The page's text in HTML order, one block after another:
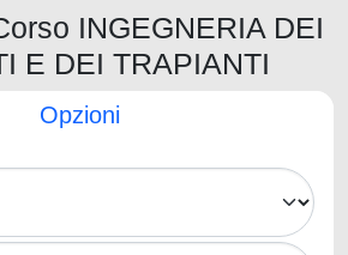
INGEGNERIA DEI
E DEI TRAPIANTI
Opzioni